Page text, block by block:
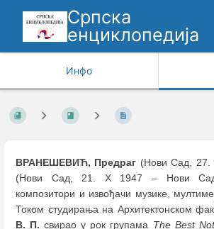
Српска
енциклопедија
Инфо
ВРАНЕШЕВИЋ, Предраг (Нови Сад, 27.
(Нови Сад, 21. X 1947 – Нови
композитори и извођачи музике,
Током студирања на Архитектонском
В. П. свирао у рок групaмa The Best